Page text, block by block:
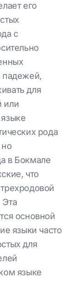
его
с
падежей,
для
или
рода
в Бокмале
что
основной
языки часто
для
языке